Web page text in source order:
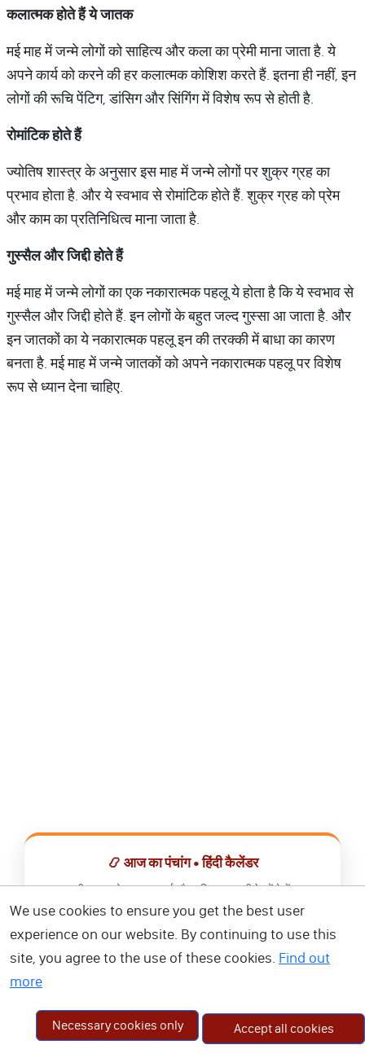
कलात्मकहोतेहैंयेजातक
मई माह में जन्मे लोगों को साहित्य और कला का प्रेमी माना जाता है. ये
अपने कार्य को करने की हर कलात्मक कोशिश करते हैं. इतना ही नहीं, इन
लोगों की रूचि पेंटिग, डांसिग और सिंगिंग में विशेष रूप से होती है.
रोमांटिकहोतेहैं
ज्योतिष शास्त्र के अनुसार इस माह में जन्मे लोगों पर शुक्र ग्रह का
प्रभाव होता है. और ये स्वभाव से रोमांटिक होते हैं. शुक्र ग्रह को प्रेम
और काम का प्रतिनिधित्व माना जाता है.
गुस्सैलऔरजिद्दीहोतेहैं
मई माह में जन्मे लोगों का एक नकारात्मक पहलू ये होता है कि ये स्वभाव से
गुस्सैल और जिद्दी होते हैं. इन लोगों के बहुत जल्द गुस्सा आ जाता है. और
इन जातकों का ये नकारात्मक पहलू इन की तरक्की में बाधा का कारण
बनता है. मई माह में जन्मे जातकों को अपने नकारात्मक पहलू पर विशेष
रूप से ध्यान देना चाहिए.
📿 आज का पंचांग • हिंदी कैलेंडर
सभी व्रत, त्योहार, शुभ मुहूर्त और राशिफल एक ही ऐप में देखें।
📅 हिंदी कैलेंडर ऐप डाउनलोड करें
We use cookies to ensure you get the best user
experience on our website. By continuing to use this
site, you agree to the use of these cookies. Find out
more
Necessary cookies only Accept all cookies